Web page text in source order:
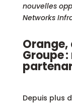
nouvelles
Networks
Groupe
Depuis plus